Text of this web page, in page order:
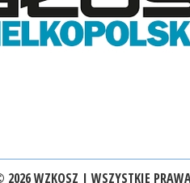
WZKOSZ | WSZYSTKIE